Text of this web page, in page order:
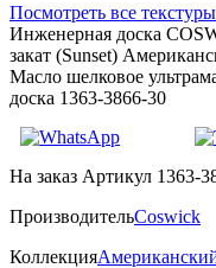
Посмотреть все
Инженерная доска
закат (Sunset)
Масло шелковое
доска 1363-3866-30
На заказ Артикул 1363-
ПроизводительCoswick
Коллекция